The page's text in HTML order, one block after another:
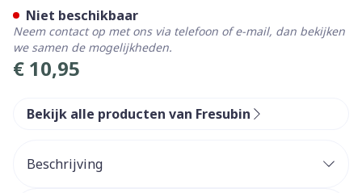
€ 10,95
Niet beschikbaar
Neem contact op met ons via telefoon of e-mail, dan bekijken
we samen de mogelijkheden.
Bekijk alle producten van Fresubin
Beschrijving